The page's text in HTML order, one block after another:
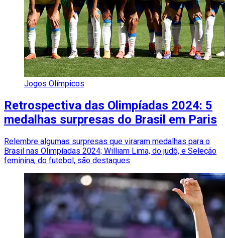
Jogos Olímpicos
Retrospectiva das Olimpíadas 2024: 5
medalhas surpresas do Brasil em Paris
Relembre algumas surpresas que viraram medalhas para o
Brasil nas Olimpíadas 2024; William Lima, do judô, e Seleção
feminina, do futebol, são destaques